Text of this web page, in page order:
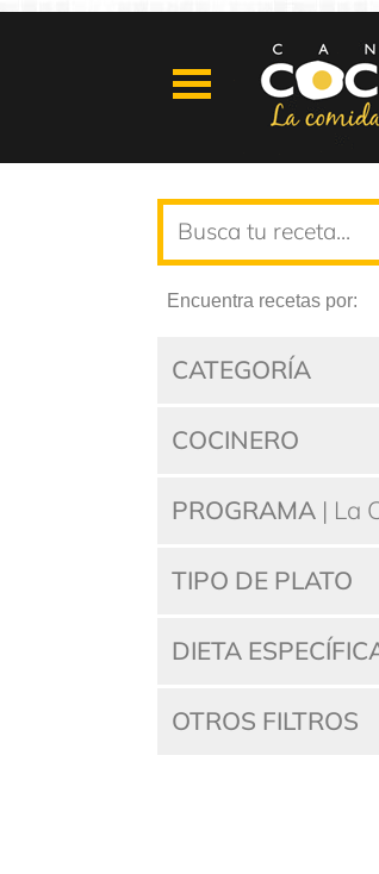
Encuentra recetas por:
CATEGORÍA
COCINERO
PROGRAMA | La
TIPO DE PLATO
DIETA
OTROS FILTROS